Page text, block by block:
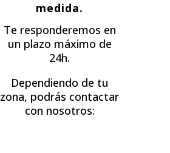
medida.
Te responderemos en
un plazo máximo de
24h.
Dependiendo de tu
zona, podrás contactar
con nosotros: